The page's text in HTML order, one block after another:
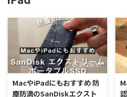
2023/1/7
MacやiPadにもおすすめ 防
塵防滴のSanDiskエクスト